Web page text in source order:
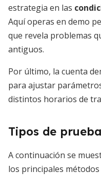
estrategia en las
Aquí operas en demo
que revela problemas
antiguos.
Por último, la cuenta
para ajustar
distintos horarios de
Tipos de
A continuación se
los principales